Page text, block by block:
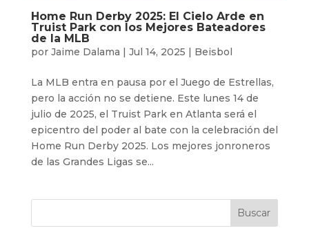
Home Run Derby 2025: El Cielo Arde en
Truist Park con los Mejores Bateadores
de la MLB
por Jaime Dalama | Jul 14, 2025 | Beisbol
La MLB entra en pausa por el Juego de Estrellas,
pero la acción no se detiene. Este lunes 14 de
julio de 2025, el Truist Park en Atlanta será el
epicentro del poder al bate con la celebración del
Home Run Derby 2025. Los mejores jonroneros
de las Grandes Ligas se...
Buscar